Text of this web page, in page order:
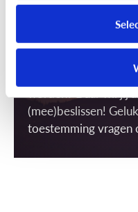
Terecht stel je de
foto’s kunnen op
bezit? En waarvoor
worden? Daar wil jij
(mee)beslissen!
toestemming vragen
maken én